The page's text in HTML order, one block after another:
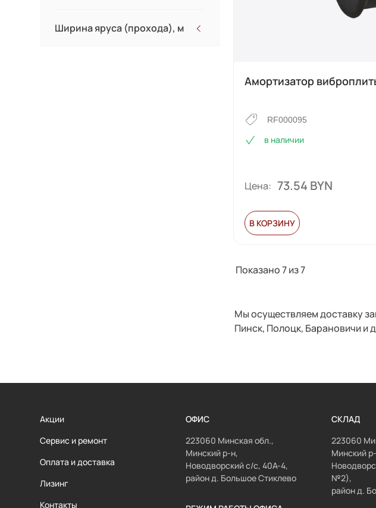
Ширина яруса (прохода), м
Амортизатор
RF000095
в наличии
Цена: 73.54 BYN
В КОРЗИНУ
Показано 7 из7
Мы осуществляем доставку
Пинск, Полоцк, Барановичи и
Акции
Сервис и ремонт
Оплата и доставка
Лизинг
Контакты
ОФИС
223060 Минская обл.,
Минский р-н,
Новодворский с/с, 40А-4,
район д. Большое Стиклево
СКЛАД
223060
Минский
№2),
район д.